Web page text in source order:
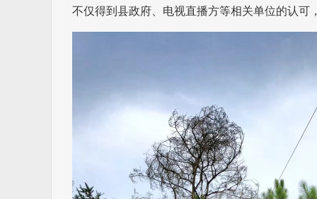
不仅得到县政府、电视直播方等相关单位的认